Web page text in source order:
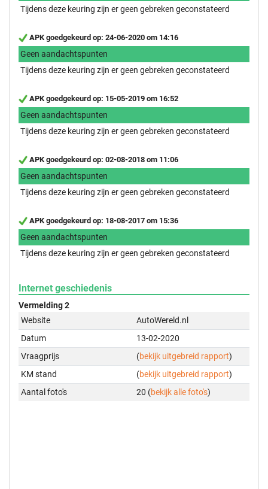
Tijdens deze keuring zijn er geen gebreken geconstateerd
APK goedgekeurd op: 24-06-2020 om 14:16
Geen aandachtspunten
Tijdens deze keuring zijn er geen gebreken geconstateerd
APK goedgekeurd op: 15-05-2019 om 16:52
Geen aandachtspunten
Tijdens deze keuring zijn er geen gebreken geconstateerd
APK goedgekeurd op: 02-08-2018 om 11:06
Geen aandachtspunten
Tijdens deze keuring zijn er geen gebreken geconstateerd
APK goedgekeurd op: 18-08-2017 om 15:36
Geen aandachtspunten
Tijdens deze keuring zijn er geen gebreken geconstateerd
Internet geschiedenis
Vermelding 2
Website
AutoWereld.nl
Datum
13-02-2020
Vraagprijs
(bekijk uitgebreid rapport)
KM stand
(bekijk uitgebreid rapport)
Aantal foto's
20 (bekijk alle foto's)